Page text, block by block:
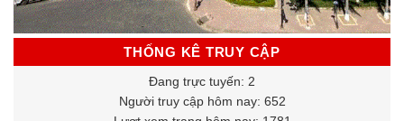
THỐNG KÊ TRUY CẬP
Đang trực tuyến: 2
Người truy cập hôm nay: 652